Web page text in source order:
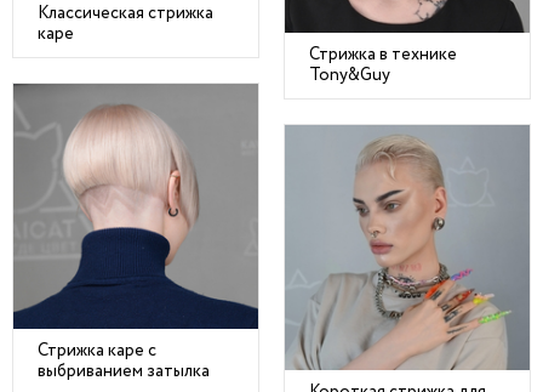
Классическая стрижка
каре
Стрижка в технике
Tony&Guy
Стрижка каре с
выбриванием затылка